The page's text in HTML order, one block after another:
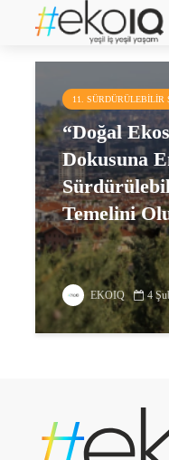
kent parkları
11. SÜRDÜRÜLEBILIR
“Doğal
Dokusuna
Temelini
EKOIQ 4